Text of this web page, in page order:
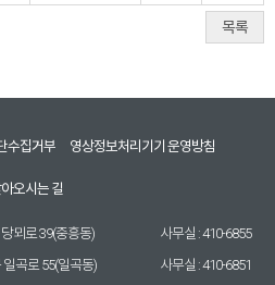
목록
수집거부 영상정보처리기기 운영방침
오시는 길
뫼로 39(중흥동) 사무실 :410-6855
곡로 55(일곡동) 사무실 :410-6851